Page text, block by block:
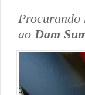
Procurando
ao Dam